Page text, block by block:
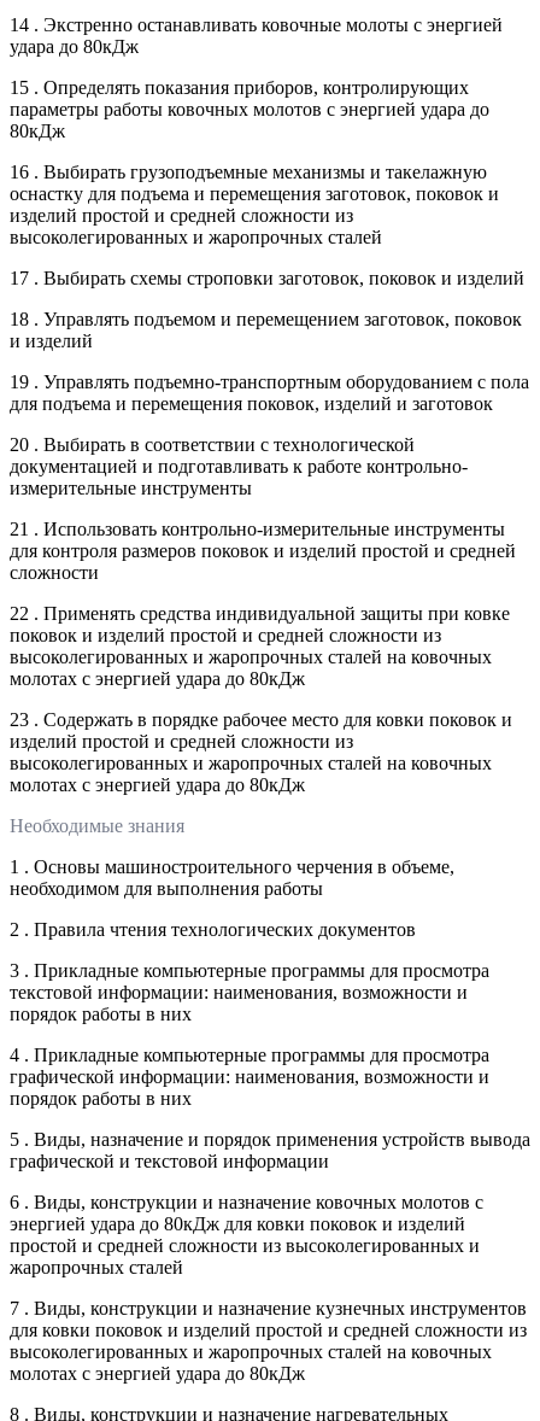
14 . Экстренно останавливать ковочные молоты с энергией
удара до 80кДж
15 . Определять показания приборов, контролирующих
параметры работы ковочных молотов с энергией удара до
80кДж
16 . Выбирать грузоподъемные механизмы и такелажную
оснастку для подъема и перемещения заготовок, поковок и
изделий простой и средней сложности из
высоколегированных и жаропрочных сталей
17 . Выбирать схемы строповки заготовок, поковок и изделий
18 . Управлять подъемом и перемещением заготовок, поковок
и изделий
19 . Управлять подъемно-транспортным оборудованием с пола
для подъема и перемещения поковок, изделий и заготовок
20 . Выбирать в соответствии с технологической
документацией и подготавливать к работе контрольно-
измерительные инструменты
21 . Использовать контрольно-измерительные инструменты
для контроля размеров поковок и изделий простой и средней
сложности
22 . Применять средства индивидуальной защиты при ковке
поковок и изделий простой и средней сложности из
высоколегированных и жаропрочных сталей на ковочных
молотах с энергией удара до 80кДж
23 . Содержать в порядке рабочее место для ковки поковок и
изделий простой и средней сложности из
высоколегированных и жаропрочных сталей на ковочных
молотах с энергией удара до 80кДж
Необходимые знания
1 . Основы машиностроительного черчения в объеме,
необходимом для выполнения работы
2 . Правила чтения технологических документов
3 . Прикладные компьютерные программы для просмотра
текстовой информации: наименования, возможности и
порядок работы в них
4 . Прикладные компьютерные программы для просмотра
графической информации: наименования, возможности и
порядок работы в них
5 . Виды, назначение и порядок применения устройств вывода
графической и текстовой информации
6 . Виды, конструкции и назначение ковочных молотов с
энергией удара до 80кДж для ковки поковок и изделий
простой и средней сложности из высоколегированных и
жаропрочных сталей
7 . Виды, конструкции и назначение кузнечных инструментов
для ковки поковок и изделий простой и средней сложности из
высоколегированных и жаропрочных сталей на ковочных
молотах с энергией удара до 80кДж
8 . Виды, конструкции и назначение нагревательных